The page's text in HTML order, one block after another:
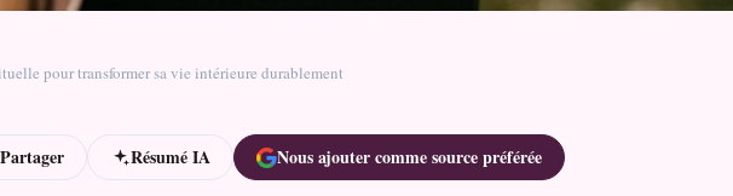
pour transformer sa vie intérieure durablement
Partager Résumé IA Nous ajouter comme source préférée